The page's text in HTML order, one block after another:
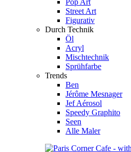
Street Art
Figurativ
Durch Technik
Öl
Acryl
Mischtechnik
Sprühfarbe
Trends
Ben
Jérôme Mesnager
Jef Aérosol
Speedy Graphito
Seen
Alle Maler